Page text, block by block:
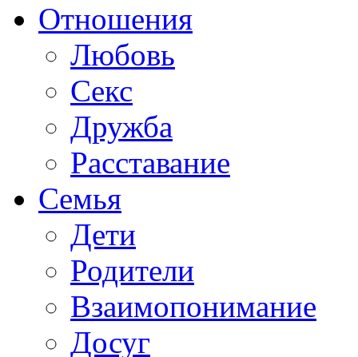
Отношения
Любовь
Секс
Дружба
Расставание
Семья
Дети
Родители
Взаимопонимание
Досуг